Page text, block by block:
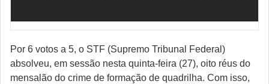
Por 6 votos a 5, o STF (Supremo Tribunal Federal)
absolveu, em sessão nesta quinta-feira (27), oito réus do
mensalão do crime de formação de quadrilha. Com isso,